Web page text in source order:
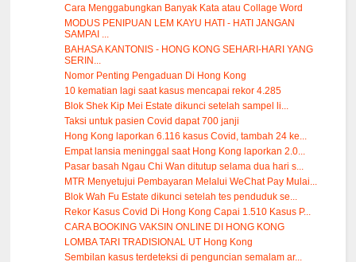
Cara Menggabungkan Banyak Kata atau Collage Word
MODUS PENIPUAN LEM KAYU HATI - HATI JANGAN
SAMPAI ...
BAHASA KANTONIS - HONG KONG SEHARI-HARI YANG
SERIN...
Nomor Penting Pengaduan Di Hong Kong
10 kematian lagi saat kasus mencapai rekor 4.285
Blok Shek Kip Mei Estate dikunci setelah sampel li...
Taksi untuk pasien Covid dapat 700 janji
Hong Kong laporkan 6.116 kasus Covid, tambah 24 ke...
Empat lansia meninggal saat Hong Kong laporkan 2.0...
Pasar basah Ngau Chi Wan ditutup selama dua hari s...
MTR Menyetujui Pembayaran Melalui WeChat Pay Mulai...
Blok Wah Fu Estate dikunci setelah tes penduduk se...
Rekor Kasus Covid Di Hong Kong Capai 1.510 Kasus P...
CARA BOOKING VAKSIN ONLINE DI HONG KONG
LOMBA TARI TRADISIONAL UT Hong Kong
Sembilan kasus terdeteksi di penguncian semalam ar...